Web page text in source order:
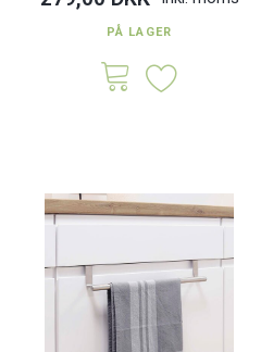
PÅ LAGER